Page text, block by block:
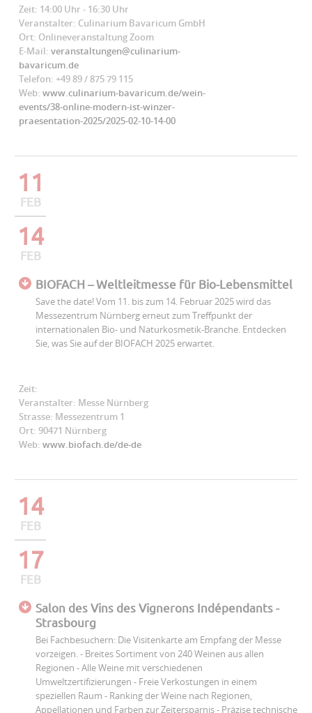
Zeit: 14:00 Uhr - 16:30 Uhr
Veranstalter: Culinarium Bavaricum GmbH
Ort: Onlineveranstaltung Zoom
E-Mail: veranstaltungen@culinarium-
bavaricum.de
Telefon: +49 89 / 875 79 115
Web: www.culinarium-bavaricum.de/wein-
events/38-online-modern-ist-winzer-
praesentation-2025/2025-02-10-14-00
11
FEB
14
FEB
BIOFACH – Weltleitmesse für Bio-Lebensmittel
Save the date! Vom 11. bis zum 14. Februar 2025 wird das
Messezentrum Nürnberg erneut zum Treffpunkt der
internationalen Bio- und Naturkosmetik-Branche. Entdecken
Sie, was Sie auf der BIOFACH 2025 erwartet.
Zeit:
Veranstalter: Messe Nürnberg
Strasse: Messezentrum 1
Ort: 90471 Nürnberg
Web: www.biofach.de/de-de
14
FEB
17
FEB
Salon des Vins des Vignerons Indépendants -
Strasbourg
Bei Fachbesuchern: Die Visitenkarte am Empfang der Messe
vorzeigen. - Breites Sortiment von 240 Weinen aus allen
Regionen - Alle Weine mit verschiedenen
Umweltzertifizierungen - Freie Verkostungen in einem
speziellen Raum - Ranking der Weine nach Regionen,
Appellationen und Farben zur Zeitersparnis - Präzise technische